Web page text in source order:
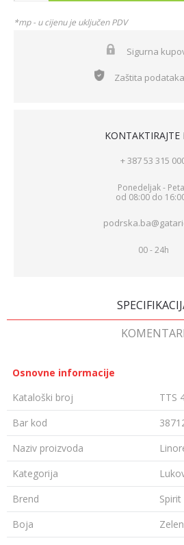
*mp - u cijenu je uključen PDV
Sigurna
Zaštita
KONTAKTIRAJTE
+ 387 53 315
Ponedeljak -
od 08:00 do
00 - 24h
KOMENTARI
Osnovne informacije
Kataloški broj
TTS
Bar kod
Naziv proizvoda
Kategorija
Brend
Spirit
Boja